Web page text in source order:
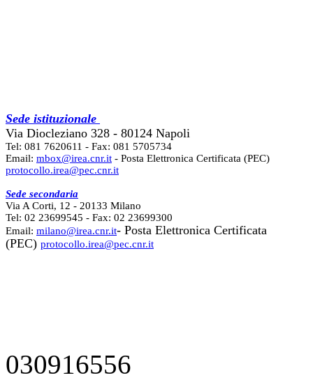
Sede istituzionale
Via Diocleziano 328 - 80124 Napoli
Tel: 081 7620611 - Fax: 081 5705734
Email: mbox@irea.cnr.it - Posta Elettronica Certificata (PEC)
protocollo.irea@pec.cnr.it
Sede secondaria
Via A Corti, 12 - 20133 Milano
Tel: 02 23699545 - Fax: 02 23699300
Email: milano@irea.cnr.it- Posta Elettronica Certificata
(PEC) protocollo.irea@pec.cnr.it
030916556